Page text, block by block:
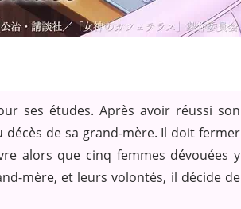
ses études. Après avoir réussi son
décès de sa grand-mère. Il doit fermer
alors que cinq femmes dévouées y
mère, et leurs volontés, il décide de